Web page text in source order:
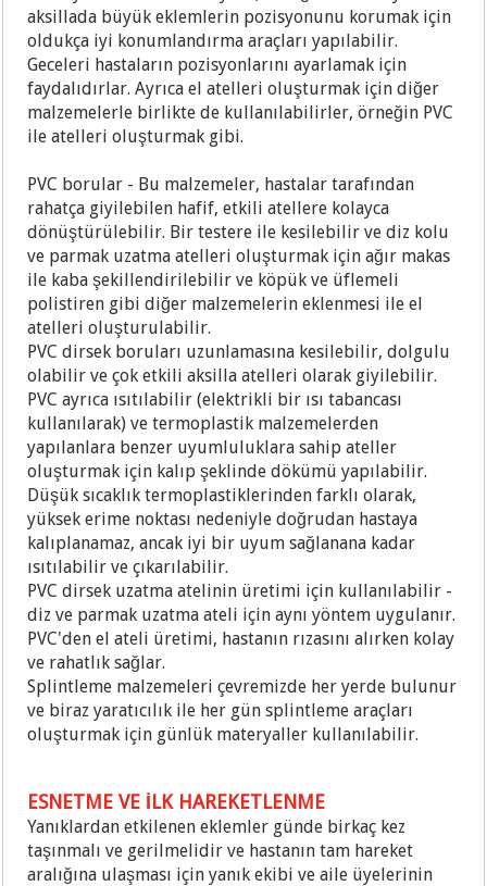
aksillada büyük eklemlerin pozisyonunu korumak için
oldukça iyi konumlandırma araçları yapılabilir.
Geceleri hastaların pozisyonlarını ayarlamak için
faydalıdırlar. Ayrıca el atelleri oluşturmak için diğer
malzemelerle birlikte de kullanılabilirler, örneğin PVC
ile atelleri oluşturmak gibi.
PVC borular - Bu malzemeler, hastalar tarafından
rahatça giyilebilen hafif, etkili atellere kolayca
dönüştürülebilir. Bir testere ile kesilebilir ve diz kolu
ve parmak uzatma atelleri oluşturmak için ağır makas
ile kaba şekillendirilebilir ve köpük ve üflemeli
polistiren gibi diğer malzemelerin eklenmesi ile el
atelleri oluşturulabilir.
PVC dirsek boruları uzunlamasına kesilebilir, dolgulu
olabilir ve çok etkili aksilla atelleri olarak giyilebilir.
PVC ayrıca ısıtılabilir (elektrikli bir ısı tabancası
kullanılarak) ve termoplastik malzemelerden
yapılanlara benzer uyumluluklara sahip ateller
oluşturmak için kalıp şeklinde dökümü yapılabilir.
Düşük sıcaklık termoplastiklerinden farklı olarak,
yüksek erime noktası nedeniyle doğrudan hastaya
kalıplanamaz, ancak iyi bir uyum sağlanana kadar
ısıtılabilir ve çıkarılabilir.
PVC dirsek uzatma atelinin üretimi için kullanılabilir -
diz ve parmak uzatma ateli için aynı yöntem uygulanır.
PVC'den el ateli üretimi, hastanın rızasını alırken kolay
ve rahatlık sağlar.
Splintleme malzemeleri çevremizde her yerde bulunur
ve biraz yaratıcılık ile her gün splintleme araçları
oluşturmak için günlük materyaller kullanılabilir.
ESNETME VE İLK HAREKETLENME
Yanıklardan etkilenen eklemler günde birkaç kez
taşınmalı ve gerilmelidir ve hastanın tam hareket
aralığına ulaşması için yanık ekibi ve aile üyelerinin